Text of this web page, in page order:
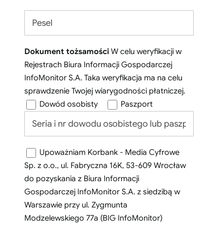
Dokument tożsamości W celu weryfikacji w
Rejestrach Biura Informacji Gospodarczej
InfoMonitor S.A. Taka weryfikacja ma na celu
sprawdzenie Twojej wiarygodności płatniczej.
Dowód osobisty
Paszport
Upoważniam Korbank - Media Cyfrowe
Sp. z o.o., ul. Fabryczna 16K, 53-609 Wrocław
do pozyskania z Biura Informacji
Gospodarczej InfoMonitor S.A. z siedzibą w
Warszawie przy ul. Zygmunta
Modzelewskiego 77a (BIG InfoMonitor)